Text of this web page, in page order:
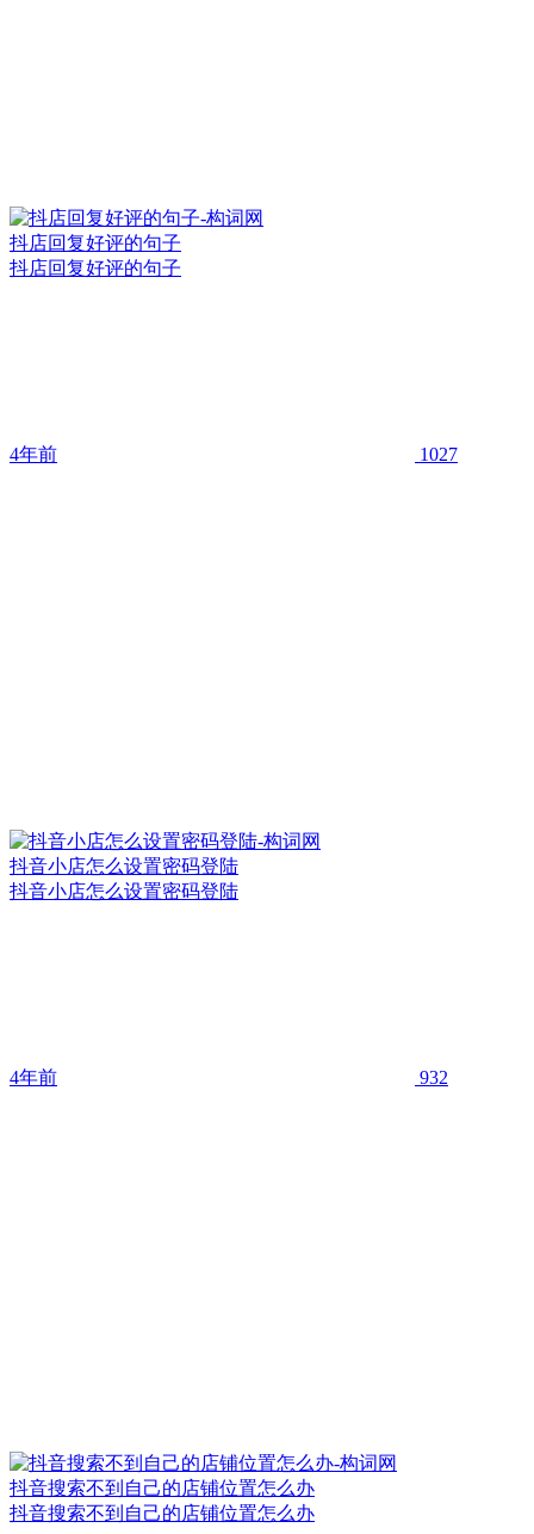
抖店回复好评的句子
抖店回复好评的句子
4年前 1027
抖音小店怎么设置密码登陆
抖音小店怎么设置密码登陆
4年前 932
抖音搜索不到自己的店铺位置怎么办
抖音搜索不到自己的店铺位置怎么办